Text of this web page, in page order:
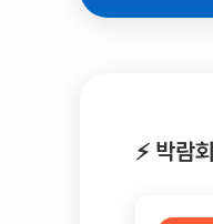
⚡ 박람